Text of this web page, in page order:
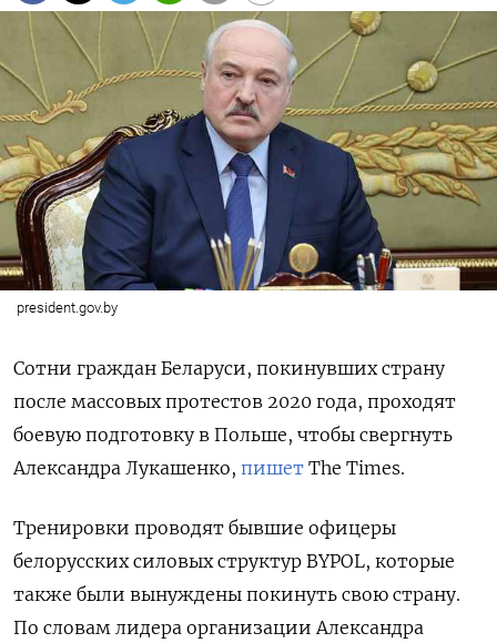
president.gov.by
Сотни граждан Беларуси, покинувших страну
после массовых протестов 2020 года, проходят
боевую подготовку в Польше, чтобы свергнуть
Александра Лукашенко, пишет The Times.
Тренировки проводят бывшие офицеры
белорусских силовых структур BYPOL, которые
также были вынуждены покинуть свою страну.
По словам лидера организации Александра